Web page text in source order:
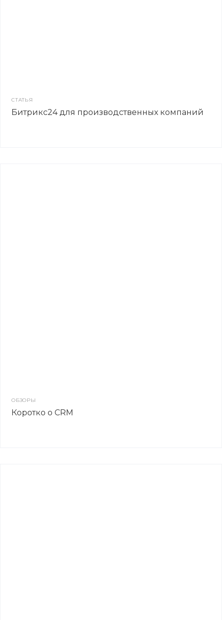
СТАТЬЯ
Битрикс24 для производственных компаний
ОБЗОРЫ
Коротко о CRM